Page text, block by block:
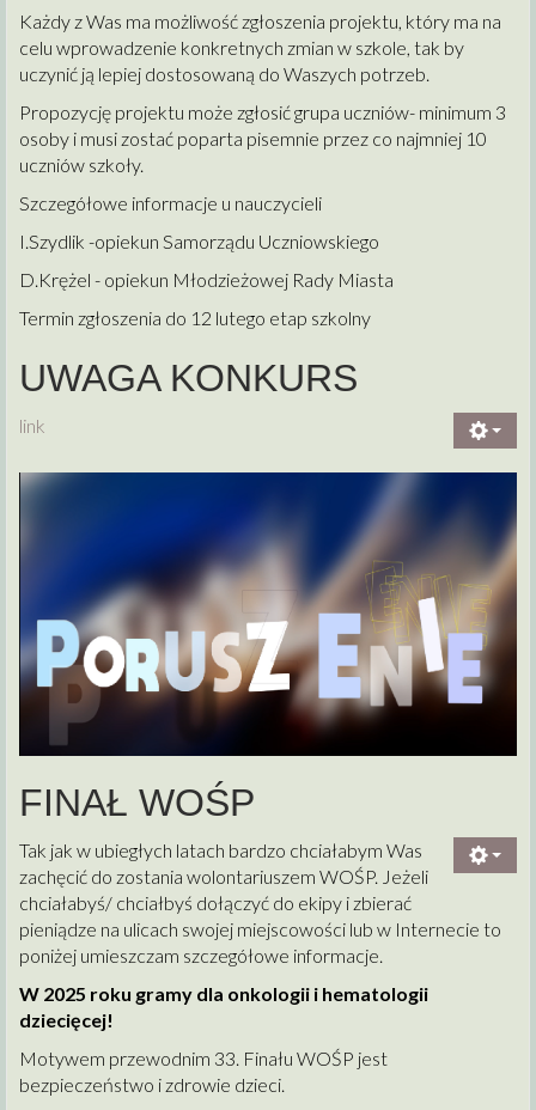
Każdy z Was ma możliwość zgłoszenia projektu, który ma na
celu wprowadzenie konkretnych zmian w szkole, tak by
uczynić ją lepiej dostosowaną do Waszych potrzeb.
Propozycję projektu może zgłosić grupa uczniów- minimum 3
osoby i musi zostać poparta pisemnie przez co najmniej 10
uczniów szkoły.
Szczegółowe informacje u nauczycieli
I.Szydlik -opiekun Samorządu Uczniowskiego
D.Krężel - opiekun Młodzieżowej Rady Miasta
Termin zgłoszenia do 12 lutego etap szkolny
UWAGA KONKURS
link
FINAŁ WOŚP
Tak jak w ubiegłych latach bardzo chciałabym Was
zachęcić do zostania wolontariuszem WOŚP. Jeżeli
chciałabyś/ chciałbyś dołączyć do ekipy i zbierać
pieniądze na ulicach swojej miejscowości lub w Internecie to
poniżej umieszczam szczegółowe informacje.
W 2025 roku gramy dla onkologii i hematologii
dziecięcej!
Motywem przewodnim 33. Finału WOŚP jest
bezpieczeństwo i zdrowie dzieci.